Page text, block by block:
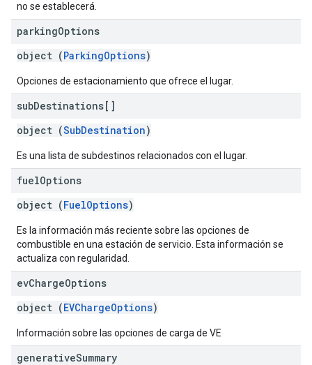
no se establecerá.
parkingOptions
object (ParkingOptions)
Opciones de estacionamiento que ofrece el lugar.
subDestinations[]
object (SubDestination)
Es una lista de subdestinos relacionados con el lugar.
fuelOptions
object (FuelOptions)
Es la información más reciente sobre las opciones de
combustible en una estación de servicio. Esta información se
actualiza con regularidad.
evChargeOptions
object (EVChargeOptions)
Información sobre las opciones de carga de VE
generativeSummary